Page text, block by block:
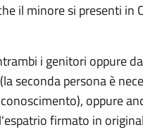
il minore si presenti in
i genitori oppure
seconda persona è
oppure
firmato in